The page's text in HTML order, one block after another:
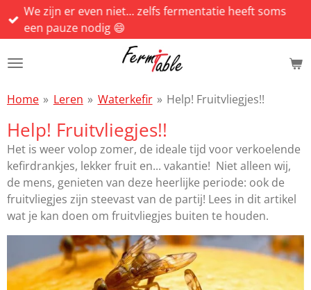
Ga
direct
de
We zijn er even niet... zelfs fermentatie heeft soms
een pauze nodig 😄
Home » Leren » Waterkefir » Help! Fruitvliegjes!!
Help! Fruitvliegjes!!
Het is weer volop zomer, de ideale tijd voor verkoelende
kefirdrankjes, lekker fruit en... vakantie! Niet alleen wij,
de mens, genieten van deze heerlijke periode: ook de
fruitvliegjes zijn steevast van de partij! Lees in dit artikel
wat je kan doen om fruitvliegjes buiten te houden.